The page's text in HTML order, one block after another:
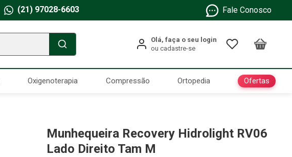
(21) 97028-6603 Fale Conosco
Oxigenoterapia Compressão Ortopedia Ofertas
Munhequeira Recovery Hidrolight RV06
Lado Direito Tam M